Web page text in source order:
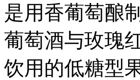
是用香葡萄酿
葡萄酒与玫瑰
饮用的低糖型